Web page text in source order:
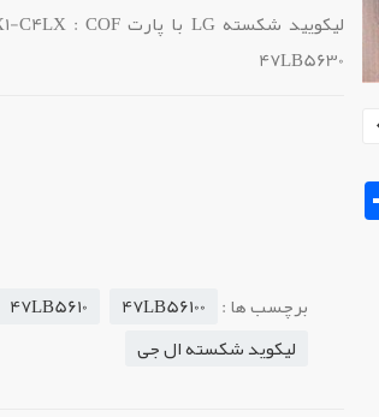
47LB5630
برچسب ها : 47LB56100
47LB5610
لیکوید شکسته ال جی